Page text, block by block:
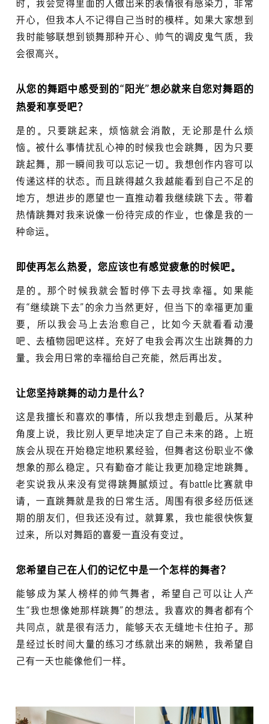
时，我会觉得里面的人做出来的表情很有感染力，非常
开心，但我本人不记得自己当时的模样。如果大家想到
我时能够联想到锁舞那种开心、帅气的调皮鬼气质，我
会很高兴。
从您的舞蹈中感受到的“阳光”想必就来自您对舞蹈的
热爱和享受吧？
是的。只要跳起来，烦恼就会消散，无论那是什么烦
恼。被什么事情扰乱心神的时候我也会跳舞，因为只要
跳起舞，那一瞬间我可以忘记一切。我想创作内容可以
传递这样的状态。而且跳得越久我越能看到自己不足的
地方，想进步的愿望也一直推动着我继续跳下去。带着
热情跳舞对我来说像一份待完成的作业，也像是我的一
种命运。
即使再怎么热爱，您应该也有感觉疲惫的时候吧。
是的。那个时候我就会暂时停下去寻找幸福。如果能
有“继续跳下去”的余力当然更好，但当下的幸福更加重
要，所以我会马上去治愈自己，比如今天就看看动漫
吧、去植物园吧这样。充好了电我会再次生出跳舞的力
量。我会用日常的幸福给自己充能，然后再出发。
让您坚持跳舞的动力是什么？
这是我擅长和喜欢的事情，所以我想走到最后。从某种
角度上说，我比别人更早地决定了自己未来的路。上班
族会从现在开始稳定地积累经验，但舞者这份职业不像
想象的那么稳定。只有勤奋才能让我更加稳定地跳舞。
老实说我从来没有觉得跳舞腻烦过。有battle比赛就申
请，一直跳舞就是我的日常生活。周围有很多经历低迷
期的朋友们，但我还没有过。就算累，我也能很快恢复
过来，所以对舞蹈的喜爱一直没有变过。
您希望自己在人们的记忆中是一个怎样的舞者？
能够成为某人榜样的帅气舞者，希望自己可以让人产
生“我也想像她那样跳舞”的想法。我喜欢的舞者都有个
共同点，就是很有活力，能够天衣无缝地卡住拍子。那
是经过长时间大量的练习才练就出来的娴熟，我希望自
己有一天也能像他们一样。